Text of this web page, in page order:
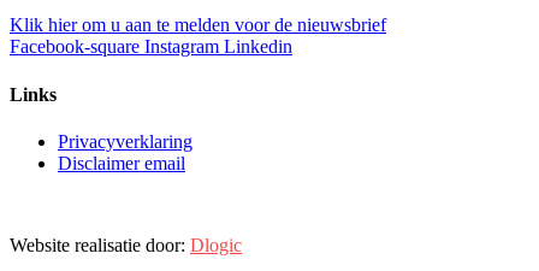
Klik hier om u aan te melden voor de nieuwsbrief
Facebook-square Instagram Linkedin
Links
Privacyverklaring
Disclaimer email
Website realisatie door: Dlogic